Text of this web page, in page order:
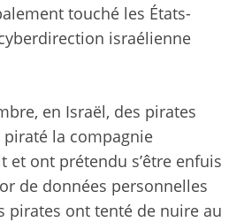
touché les États-
israélienne
en Israël, des pirates
la compagnie
et ont prétendu s’être enfuis
de données personnelles
pirates ont tenté de nuire au